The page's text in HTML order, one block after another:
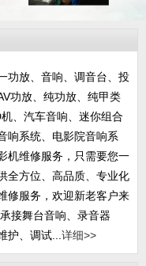
功放、音响、调音台、投
功放、纯功放、纯甲类
、汽车音响、迷你组合
响系统、电影院音响系
机维修服务，只需要您一
全方位、高品质、专业化
修服务，欢迎新老客户来
接舞台音响、录音器
护、调试... 详细>>